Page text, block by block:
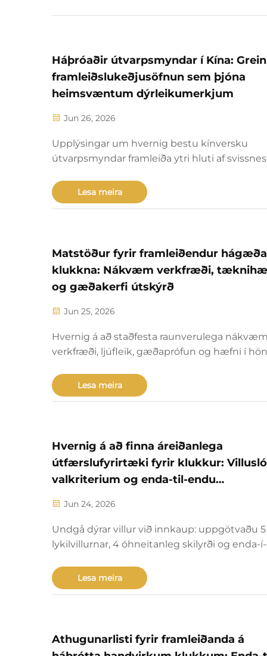
Háþróaðir útvarpsmyndar í Kína:
framleiðslukeðjusöfnun sem þjóna
heimsvæntum dýrleikumerkjum
Jun 26, 2026
Upplýsingar um hvernig bestu kínversku
útvarpsmyndar framleiða ytri hluti af
án tillits til gæða. Sjáðu af hverju heimsvænt
eru að breyta kaupum sínum.
Lesa meira
Matstöður fyrir framleiðendur hágæða
klukkna: Nákvæm verkfræði,
og gæðakerfi útskýrð
Jun 25, 2026
Hvernig á að staðfesta raunverulega
verkfræði, ljúfleik, gæðaprófun og hæfni í
dýrar villa. Hala niður fulla matarsjónum.
Lesa meira
Hvernig á að finna áreiðanlega
útfærslufyrirtæki fyrir klukkur:
valkriterium og enda-til-endu
Jun 24, 2026
Undgå dýrar villur við innkaup: uppgötvaðu 5
lykilvillurnar, 4 óhneitanleg skilyrði og enda-
Hafðu í gangi mat á framleiðendum í dag.
Lesa meira
Athugunarlisti fyrir framleiðanda á